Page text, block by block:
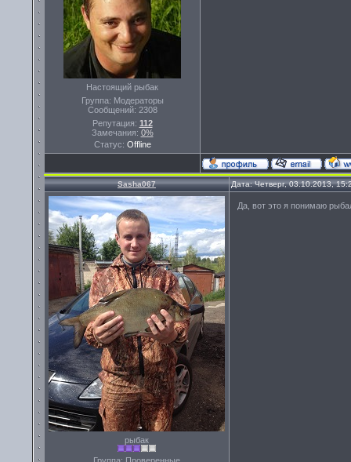
Настоящий рыбак
Группа: Модераторы
Сообщений: 2308
Репутация: 112
Замечания: 0%
Статус: Offline
Sasha067 Дата: Четверг, 03.10.2013,
рыбак
Да, вот это я понимаю